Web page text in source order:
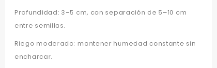
Profundidad: 3–5 cm, con separación de 5–10 cm
entre semillas.
Riego moderado: mantener humedad constante sin
encharcar.